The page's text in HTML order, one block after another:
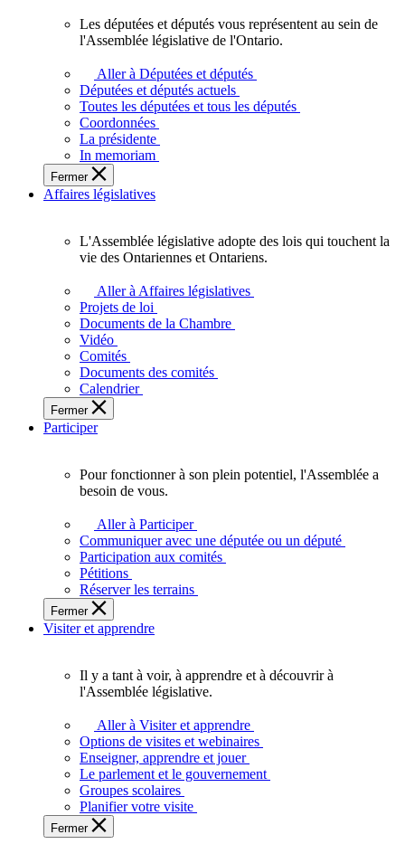
députés
vous
représentent
sein
de
l'Assemblée
législative
l'Ontario.
Les députées et députés vous représentent au sein de
l'Assemblée législative de l'Ontario.
Aller à Députées et députés
Députées et députés actuels
Toutes les députées et tous les députés
Coordonnées
La présidente
In memoriam
Fermer
Affaires législatives
L'Assemblée
adopte
touchent
des
Ontariennes
et
L'Assemblée législative adopte des lois qui touchent la
vie des Ontariennes et Ontariens.
Aller à Affaires législatives
Projets de loi
Documents de la Chambre
Vidéo
Comités
Documents des comités
Calendrier
Fermer
Participer
plein
potentiel,
l'Assemblée
a
besoin
de
Pour fonctionner à son plein potentiel, l'Assemblée a
besoin de vous.
Aller à Participer
Communiquer avec une députée ou un député
Participation aux comités
Pétitions
Réserver les terrains
Fermer
Visiter et apprendre
voir,
apprendre
et
à
Il y a tant à voir, à apprendre et à découvrir à
l'Assemblée législative.
Aller à Visiter et apprendre
Options de visites et webinaires
Enseigner, apprendre et jouer
Le parlement et le gouvernement
Groupes scolaires
Planifier votre visite
Fermer